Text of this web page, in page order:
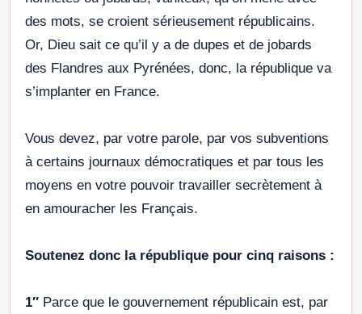
des mots, se croient sérieusement républicains.
Or, Dieu sait ce qu’il y a de dupes et de jobards
des Flandres aux Pyrénées, donc, la république va
s’implanter en France.
Vous devez, par votre parole, par vos subventions
à certains journaux démocratiques et par tous les
moyens en votre pouvoir travailler secrètement à
en amouracher les Français.
Soutenez donc la république pour cinq raisons :
1″ Parce que le gouvernement républicain est, par